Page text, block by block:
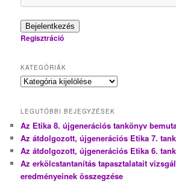
Bejelentkezés
Regisztráció
KATEGÓRIÁK
Kategóriák
LEGUTÓBBI BEJEGYZÉSEK
Az Etika 8. újgenerációs tankönyv
Az átdolgozott, újgenerációs Etika 7.
Az átdolgozott, újgenerációs Etika 6.
Az erkölcstantanítás tapasztalatait
eredményeinek összegzése